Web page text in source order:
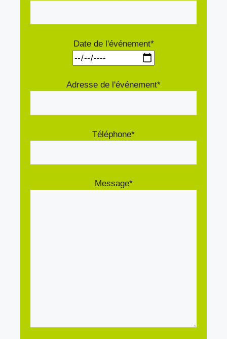
Date de l'événement*
Adresse de l'événement*
Téléphone*
Message*